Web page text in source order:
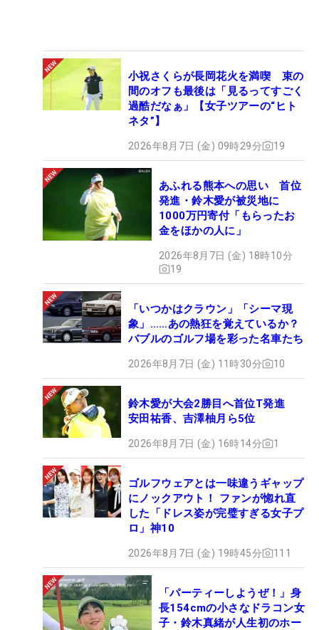
小祝さくらが長岡花火を満喫 束の
間のオフも最後は「見るってすごく
過酷だなぁ」【女子ツアーの“ヒト
ネタ”】
2026年8月7日 (金) 09時29分 19
あふれる熊本への思い 首位
発進・鈴木愛が被災地に
1000万円寄付「もらったお
金をほかの人に」
2026年8月7日 (金) 18時10分
19
「いつかはクラウン」「シーマ現
象」……あの熱狂を覚えているか？
バブルのゴルフ場を彩った名車たち
2026年8月7日 (金) 11時30分 10
鈴木愛が大会2勝目へ首位T発進
安田祐香、吉澤柚月ら5位
2026年8月7日 (金) 16時14分 1
ゴルフウェアとは一味違うギャップ
にノックアウト！ ファンが惚れ直
した「ドレス姿が完璧すぎる女子プ
ロ」神10
2026年8月7日 (金) 19時45分 111
「パーティーしようぜ！」身
長154cmの小さなドラコン女
子・鈴木真緒が人生初のホー